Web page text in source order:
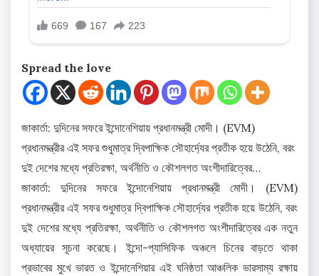
Spread the love
জাকার্তা: দুদিনের সফরে ইন্দোনেশিয়ায় প্রধানমন্ত্রী মোদী। (EVM)
প্রধানমন্ত্রীর এই সফর শুধুমাত্র দ্বিপাক্ষিক সৌহার্দ্যের প্রতীক হয়ে উঠেনি, বরং
দুই দেশের মধ্যে প্রতিরক্ষা, অর্থনীতি ও কৌশলগত অংশীদারিত্বের…
জাকার্তা: দুদিনের সফরে ইন্দোনেশিয়ায় প্রধানমন্ত্রী মোদী। (EVM)
প্রধানমন্ত্রীর এই সফর শুধুমাত্র দ্বিপাক্ষিক সৌহার্দ্যের প্রতীক হয়ে উঠেনি, বরং
দুই দেশের মধ্যে প্রতিরক্ষা, অর্থনীতি ও কৌশলগত অংশীদারিত্বের এক নতুন
অধ্যায়ের সূচনা করেছে। ইন্দো-প্যাসিফিক অঞ্চলে চিনের বাড়তে থাকা
প্রভাবের মুখে ভারত ও ইন্দোনেশিয়ার এই ঘনিষ্ঠতা আঞ্চলিক ভারসাম্য রক্ষায়